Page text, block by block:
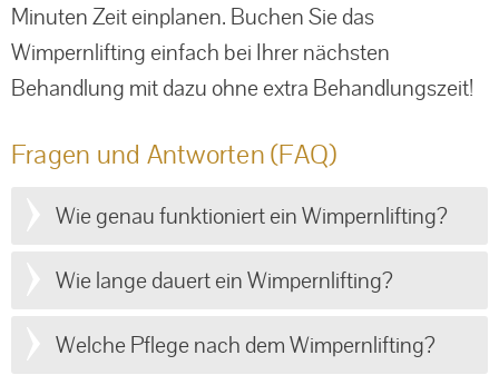
Minuten Zeit einplanen. Buchen Sie das
Wimpernlifting einfach bei Ihrer nächsten
Behandlung mit dazu ohne extra Behandlungszeit!
Fragen und Antworten (FAQ)
Wie genau funktioniert ein Wimpernlifting?
Wie lange dauert ein Wimpernlifting?
Welche Pflege nach dem Wimpernlifting?